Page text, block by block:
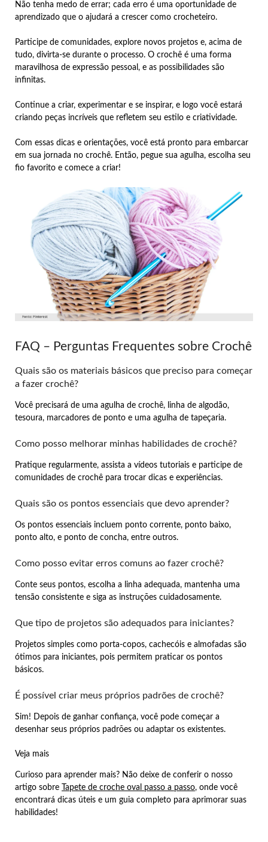
Não tenha medo de errar; cada erro é uma oportunidade de
aprendizado que o ajudará a crescer como crocheteiro.
Participe de comunidades, explore novos projetos e, acima de
tudo, divirta-se durante o processo. O crochê é uma forma
maravilhosa de expressão pessoal, e as possibilidades são
infinitas.
Continue a criar, experimentar e se inspirar, e logo você estará
criando peças incríveis que refletem seu estilo e criatividade.
Com essas dicas e orientações, você está pronto para embarcar
em sua jornada no crochê. Então, pegue sua agulha, escolha seu
fio favorito e comece a criar!
FAQ – Perguntas Frequentes sobre Crochê
Quais são os materiais básicos que preciso para começar
a fazer crochê?
Você precisará de uma agulha de crochê, linha de algodão,
tesoura, marcadores de ponto e uma agulha de tapeçaria.
Como posso melhorar minhas habilidades de crochê?
Pratique regularmente, assista a vídeos tutoriais e participe de
comunidades de crochê para trocar dicas e experiências.
Quais são os pontos essenciais que devo aprender?
Os pontos essenciais incluem ponto corrente, ponto baixo,
ponto alto, e ponto de concha, entre outros.
Como posso evitar erros comuns ao fazer crochê?
Conte seus pontos, escolha a linha adequada, mantenha uma
tensão consistente e siga as instruções cuidadosamente.
Que tipo de projetos são adequados para iniciantes?
Projetos simples como porta-copos, cachecóis e almofadas são
ótimos para iniciantes, pois permitem praticar os pontos
básicos.
É possível criar meus próprios padrões de crochê?
Sim! Depois de ganhar confiança, você pode começar a
desenhar seus próprios padrões ou adaptar os existentes.
Veja mais
Curioso para aprender mais? Não deixe de conferir o nosso
artigo sobre
Tapete de croche oval passo a passo, onde você
encontrará dicas úteis e um guia completo para aprimorar suas
habilidades!